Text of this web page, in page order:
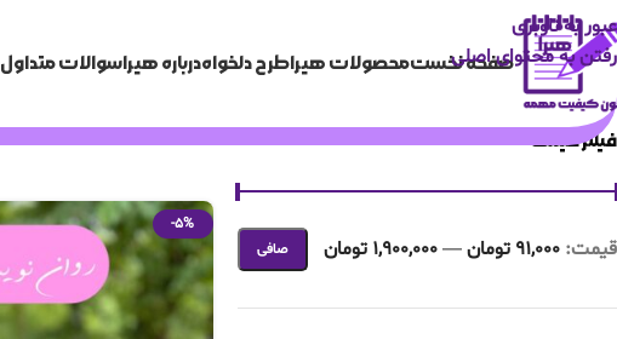
عبور به ناوبری
رفتن به محتوای اصلی
صفحه نخستمحصولات هیراطرح دلخواهدرباره هیراسوالات متداول
فیلتر قیمت
صافی قيمت: 91,000 تومان —1,900,000 تومان
-5%